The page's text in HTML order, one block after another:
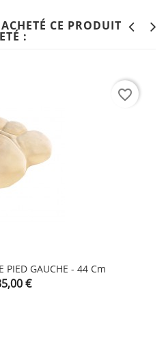
CE PRODUIT
:
PIED GAUCHE - 44 Cm
€
favorite_border